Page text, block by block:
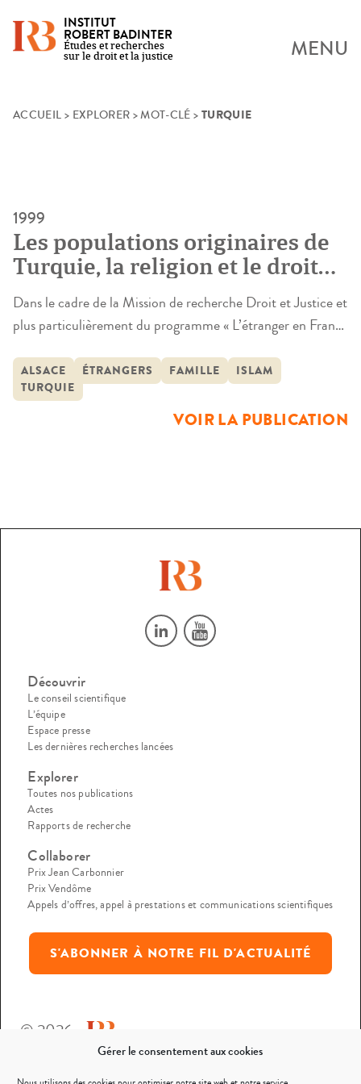
Gérer le consentement aux cookies
Skip
INSTITUT
ROBERT BADINTER
Études et recherches
sur le droit et la justice
MENU
ACCUEIL > EXPLORER >MOT-CLÉ > TURQUIE
1999
Les populations originaires de
Turquie, la religion et le droit
de la famille : approche socio-
juridique
Dans le cadre de la Mission de recherche Droit et Justice et
plus particulièrement du programme « L’étranger en France
des populations étrangères résidant en France qui incluent
aussi bien des nationaux d’origine étrangère que des non-
nationaux, l’équipe du centre CNRS Société, Droit et […]
ALSACE ÉTRANGERS FAMILLE
ISLAM
TURQUIE
VOIR LA PUBLICATION
Découvrir
Le conseil scientifique
L’équipe
Espace presse
Les dernières recherches lancées
Explorer
Toutes nos publications
Actes
Rapports de recherche
Collaborer
Prix Jean Carbonnier
Prix Vendôme
Appels d’offres, appel à prestations et communications scientifiques
S'ABONNER À NOTRE FIL D'ACTUALITÉ
© 2026